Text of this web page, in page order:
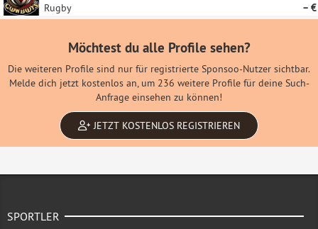
Rugby – €
Möchtest du alle Profile sehen?
Die weiteren Profile sind nur für registrierte Sponsoo-Nutzer sichtbar.
Melde dich jetzt kostenlos an, um 236 weitere Profile für deine Such-
Anfrage einsehen zu können!
JETZT KOSTENLOS REGISTRIEREN
SPORTLER